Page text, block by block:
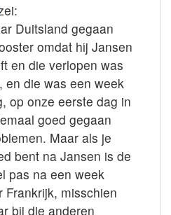
Duitsland gegaan
omdat hij Jansen
en die verlopen was
en die was een week
op onze eerste dag in
goed gegaan
Maar als je
bent na Jansen is de
pas na een week
Frankrijk, misschien
bij die anderen